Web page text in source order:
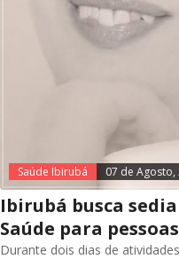
Saúde Ibirubá 07 de Agosto,
Ibirubá busca
Saúde para
Durante dois dias de